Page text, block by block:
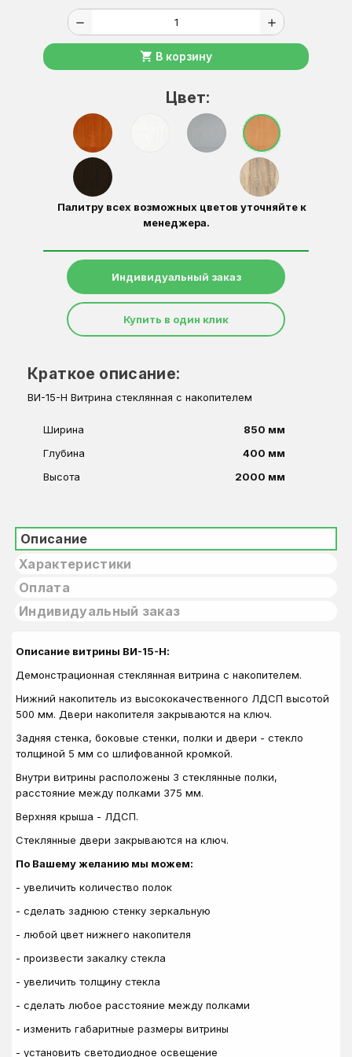
remove add
shopping_cart В корзину
Цвет:
Палитру всех возможных цветов уточняйте к
менеджера.
Индивидуальный заказ
Купить в один клик
Краткое описание:
ВИ-15-Н Витрина стеклянная с накопителем
Ширина
850 мм
Глубина
400 мм
Высота
2000 мм
Описание
Характеристики
Оплата
Индивидуальный заказ
Описание витрины ВИ-15-Н:
Демонстрационная стеклянная витрина с накопителем.
Нижний накопитель из высококачественного ЛДСП высотой
500 мм. Двери накопителя закрываются на ключ.
Задняя стенка, боковые стенки, полки и двери - стекло
толщиной 5 мм со шлифованной кромкой.
Внутри витрины расположены 3 стеклянные полки,
расстояние между полками 375 мм.
Верхняя крыша - ЛДСП.
Стеклянные двери закрываются на ключ.
По Вашему желанию мы можем:
- увеличить количество полок
- сделать заднюю стенку зеркальную
- любой цвет нижнего накопителя
- произвести закалку стекла
- увеличить толщину стекла
- сделать любое расстояние между полками
- изменить габаритные размеры витрины
- установить светодиодное освещение